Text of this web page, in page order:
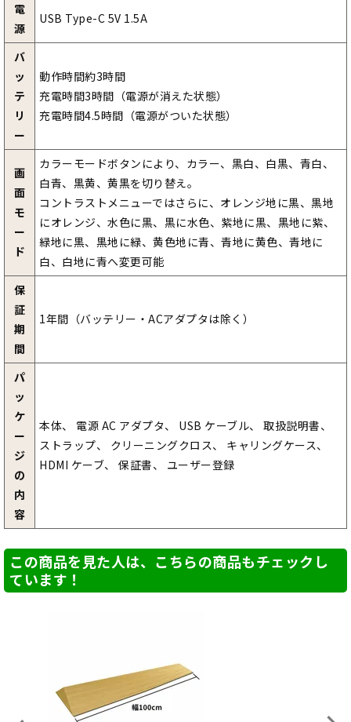
電
源
USB Type-C 5V 1.5A
バ
ッ
テ
リ
ー
動作時間約3時間
充電時間3時間（電源が消えた状態）
充電時間4.5時間（電源がついた状態）
画
面
モ
ー
ド
カラーモードボタンにより、カラー、黒白、白黒、青白、
白青、黒黄、黄黒を切り替え。
コントラストメニューではさらに、オレンジ地に黒、黒地
にオレンジ、水色に黒、黒に水色、紫地に黒、黒地に紫、
緑地に黒、黒地に緑、黄色地に青、青地に黄色、青地に
白、白地に青へ変更可能
保
証
期
間
1年間（バッテリー・ACアダプタは除く）
パ
ッ
ケ
ー
ジ
の
内
容
本体、 電源 AC アダプタ、 USB ケーブル、 取扱説明書、
ストラップ、 クリーニングクロス、 キャリングケース、
HDMI ケーブ、 保証書、 ユーザー登録
この商品を見た人は、こちらの商品もチェックし
ています！